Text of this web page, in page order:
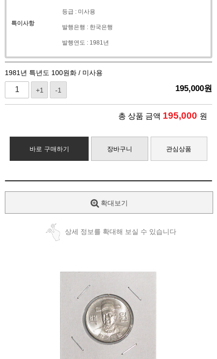
특이사항
등급 : 미사용
발행은행 : 한국은행
발행연도 : 1981년
1981년 특년도 100원화 / 미사용
+1 -1 195,000원
총 상품 금액 195,000 원
바로 구매하기 장바구니 관심상품
확대보기
상세 정보를 확대해 보실 수 있습니다